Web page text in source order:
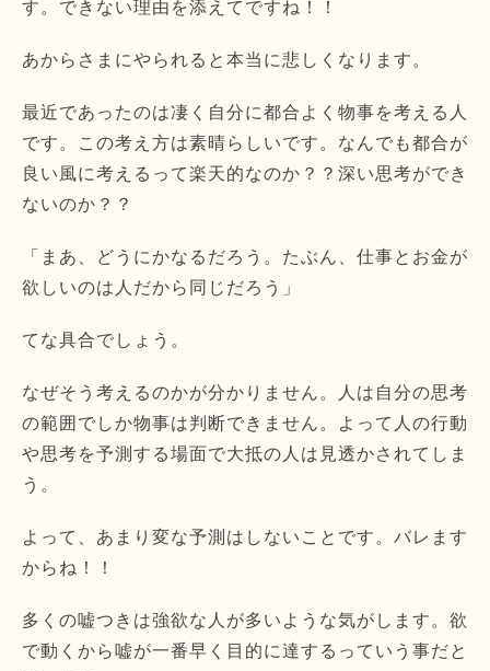
す。できない理由を添えてですね！！
あからさまにやられると本当に悲しくなります。
最近であったのは凄く自分に都合よく物事を考える人
です。この考え方は素晴らしいです。なんでも都合が
良い風に考えるって楽天的なのか？？深い思考ができ
ないのか？？
「まあ、どうにかなるだろう。たぶん、仕事とお金が
欲しいのは人だから同じだろう」
てな具合でしょう。
なぜそう考えるのかが分かりません。人は自分の思考
の範囲でしか物事は判断できません。よって人の行動
や思考を予測する場面で大抵の人は見透かされてしま
う。
よって、あまり変な予測はしないことです。バレます
からね！！
多くの嘘つきは強欲な人が多いような気がします。欲
で動くから嘘が一番早く目的に達するっていう事だと